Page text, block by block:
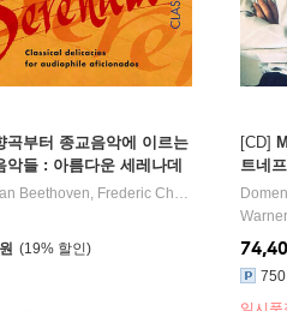
곡부터 종교음악에 이르는
악들 : 아름다운 세레나데
Serenata - Classical De
Audiophile Aficionad
Beethoven, Frederic Chopin Wolfgang
19%
원
[CD]
트네
e
CD 박
750